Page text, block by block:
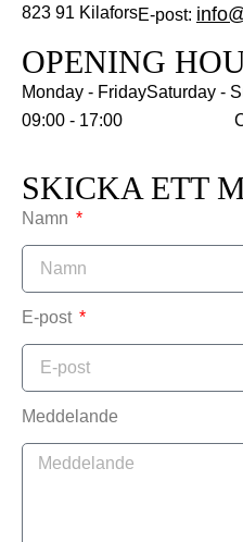
823 91 KilaforsE-post:
OPENING
Monday - Friday
09:00 - 17:00
Saturday -
SKICKA ETT
Namn
E-post
Meddelande